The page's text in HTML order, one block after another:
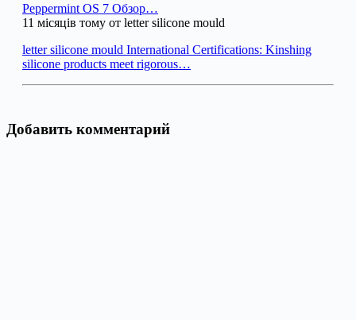
Peppermint OS 7 Обзор…
11 місяців тому от letter silicone mould
letter silicone mould International Certifications: Kinshing
silicone products meet rigorous…
Добавить комментарий